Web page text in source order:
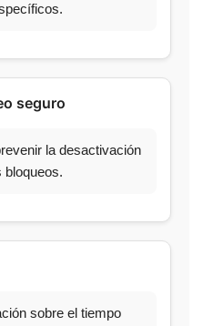
seguro
la desactivación
bloqueos.
sobre el tiempo